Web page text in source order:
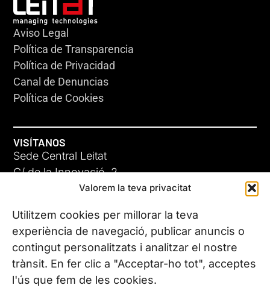
Valorem la teva privacitat
Utilitzem cookies per millorar la teva
experiència de navegació, publicar anuncis o
contingut personalitzats i analitzar el nostre
trànsit. En fer clic a "Acceptar-ho tot", acceptes
l'ús que fem de les cookies.
Aviso Legal
Política de Transparencia
Política de Privacidad
Canal de Denuncias
Política de Cookies
VISÍTANOS
Sede Central Leitat
C/ de la Innovació, 2
08225 Terrassa, (Barcelona)
Conoce todas nuestras sedes
CONTÁCTANOS
Tel. (+34) 937 882 300